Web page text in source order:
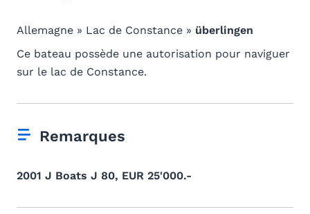
Allemagne » Lac de Constance » überlingen
Ce bateau possède une autorisation pour naviguer
sur le lac de Constance.
Remarques
2001 J Boats J 80, EUR 25'000.-